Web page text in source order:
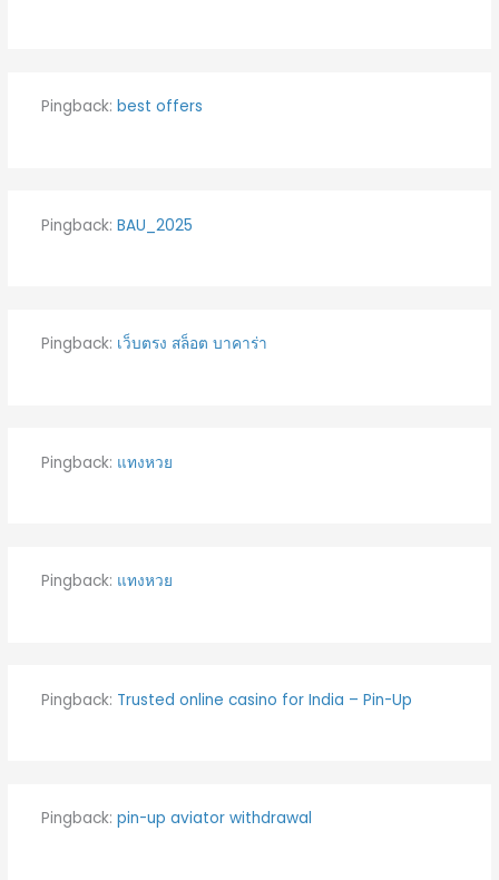
Pingback: best offers
Pingback: BAU_2025
Pingback: เว็บตรง สล็อต บาคาร่า
Pingback: แทงหวย
Pingback: แทงหวย
Pingback: Trusted online casino for India – Pin-Up
Pingback: pin-up aviator withdrawal